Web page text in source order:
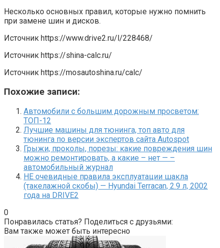
Несколько основных правил, которые нужно помнить
при замене шин и дисков.
Источник https://www.drive2.ru/l/228468/
Источник https://shina-calc.ru/
Источник https://mosautoshina.ru/calc/
Похожие записи:
Автомобили с большим дорожным просветом:
ТОП-12
Лучшие машины для тюнинга, топ авто для
тюнинга по версии экспертов сайта Autospot
Грыжи, проколы, порезы: какие повреждения шин
можно ремонтировать, а какие – нет — –
автомобильный журнал
НЕ очевидные правила эксплуатации шакла
(такелажной скобы) — Hyundai Terracan, 2.9 л, 2002
года на DRIVE2
0
Понравилась статья? Поделиться с друзьями:
Вам также может быть интересно